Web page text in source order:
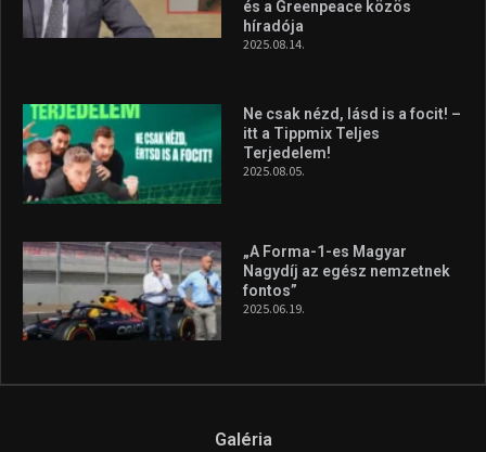
és a Greenpeace közös
híradója
2025.08.14.
Ne csak nézd, lásd is a focit! –
itt a Tippmix Teljes
Terjedelem!
2025.08.05.
„A Forma-1-es Magyar
Nagydíj az egész nemzetnek
fontos”
2025.06.19.
Galéria